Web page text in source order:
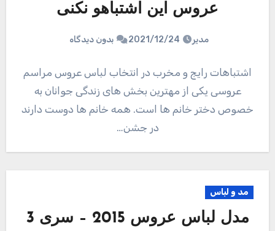
عروس این اشتباهو نکنی
مدیر 2021/12/24 بدون دیدگاه
اشتباهات رایج و مخرب در انتخاب لباس عروس مراسم
عروسی یکی از مهترین بخش های زندگی جوانان به
خصوص دختر خانم ها است. همه خانم ها دوست دارند
در جشن…
مد و لباس
مدل لباس عروس 2015 – سری 3